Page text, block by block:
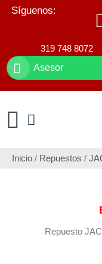
Síguenos:
319 748 8072
Asesor
Inicio / Repuestos /
Repuesto